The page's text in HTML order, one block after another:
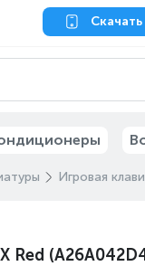
Игровая
Red